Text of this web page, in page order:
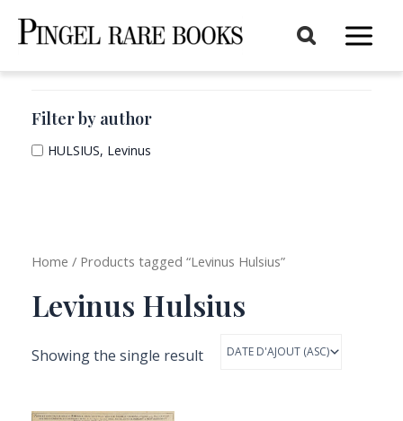
Main
Filter by author
HULSIUS, Levinus
Home / Products tagged “Levinus Hulsius”
Levinus Hulsius
Showing the single result